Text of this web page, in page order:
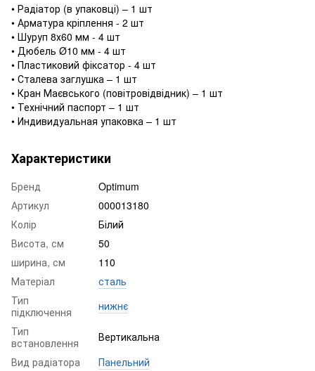
• Радіатор (в упаковці) – 1 шт
• Арматура кріплення ‐ 2 шт
• Шуруп 8х60 мм ‐ 4 шт
• Дюбель Ø10 мм ‐ 4 шт
• Пластиковий фіксатор ‐ 4 шт
• Сталева заглушка – 1 шт
• Кран Маєвського (повітровідвідник) – 1 шт
• Технічний паспорт – 1 шт
• Индивидуальная упаковка – 1 шт
Характеристики
Бренд
Optimum
Артикул
000013180
Колір
Білий
Висота, см
50
ширина, см
110
Матеріал
сталь
Тип
підключення
нижнє
Тип
встановлення
Вертикальна
Вид радіатора
Панельний